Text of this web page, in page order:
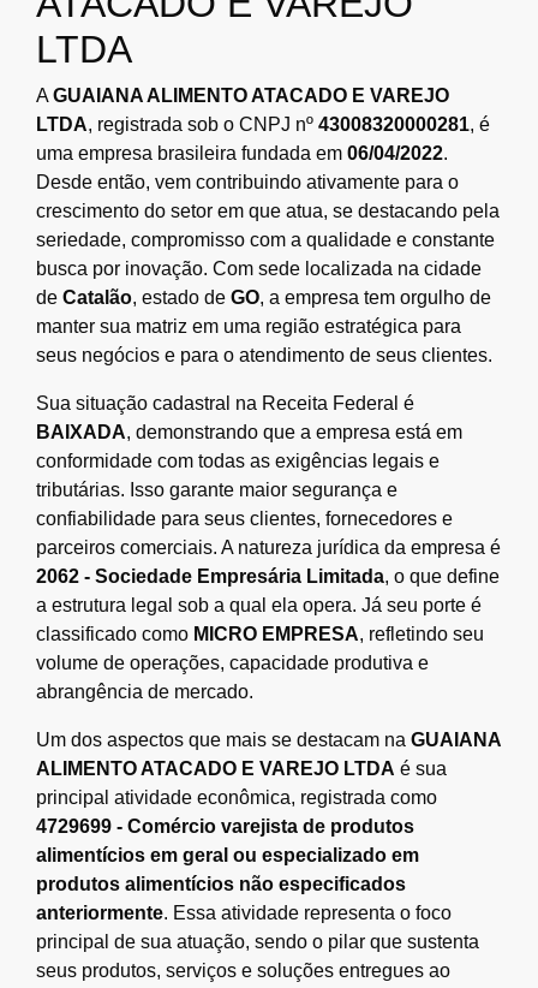
LTDA
AGUAIANA ALIMENTO ATACADO E VAREJO
LTDA, registrada sob o CNPJ nº 43008320000281, é
uma empresa brasileira fundada em 06/04/2022.
Desde então, vem contribuindo ativamente para o
crescimento do setor em que atua, se destacando pela
seriedade, compromisso com a qualidade e constante
busca por inovação. Com sede localizada na cidade
de Catalão, estado de GO, a empresa tem orgulho de
manter sua matriz em uma região estratégica para
seus negócios e para o atendimento de seus clientes.
Sua situação cadastral na Receita Federal é
BAIXADA, demonstrando que a empresa está em
conformidade com todas as exigências legais e
tributárias. Isso garante maior segurança e
confiabilidade para seus clientes, fornecedores e
parceiros comerciais. A natureza jurídica da empresa é
2062 - Sociedade Empresária Limitada, o que define
a estrutura legal sob a qual ela opera. Já seu porte é
classificado como MICRO EMPRESA, refletindo seu
volume de operações, capacidade produtiva e
abrangência de mercado.
Um dos aspectos que mais se destacam na GUAIANA
ALIMENTO ATACADO E VAREJO LTDA é sua
principal atividade econômica, registrada como
4729699 - Comércio varejista de produtos
alimentícios em geral ou especializado em
produtos alimentícios não especificados
anteriormente. Essa atividade representa o foco
principal de sua atuação, sendo o pilar que sustenta
seus produtos, serviços e soluções entregues ao